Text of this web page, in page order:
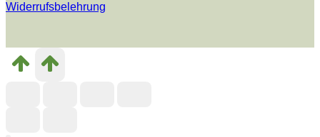
Widerrufsbelehrung